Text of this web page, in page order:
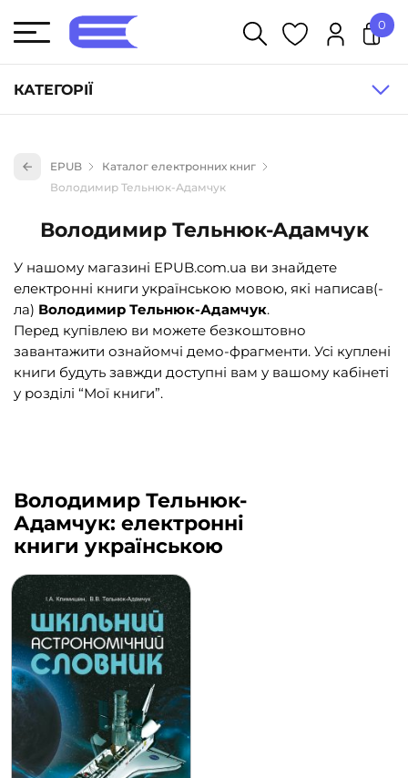
КАТЕГОРІЇ
Книги для дітей (833)
Науково-популярна література (1015)
Навчальна література та посібники (527)
Енциклопедії, довідники, словники (55)
Подарункові сертифікати (1)
0
EPUB
Каталог електронних книг
Володимир Тельнюк-Адамчук
Володимир Тельнюк-Адамчук
У нашому магазині EPUB.com.ua ви знайдете
електронні книги українською мовою, які написав(-
ла) Володимир Тельнюк-Адамчук.
Перед купівлею ви можете безкоштовно
завантажити ознайомчі демо-фрагменти. Усі куплені
книги будуть завжди доступні вам у вашому кабінеті
у розділі “Мої книги”.
Володимир Тельнюк-
Адамчук: електронні
книги українською